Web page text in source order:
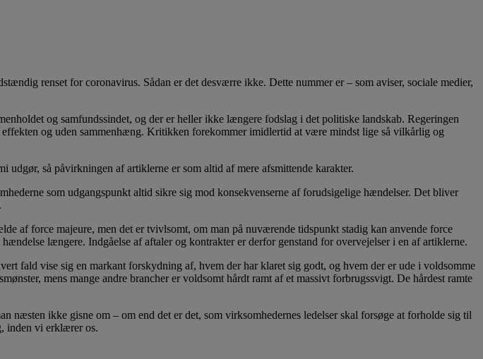
renset for coronavirus. Sådan er det desværre ikke. Dette nummer er – som aviser, sociale medier,
og samfundssindet, og der er heller ikke længere fodslag i det politiske landskab. Regeringen
og uden sammenhæng. Kritikken forekommer imidlertid at være mindst lige så vilkårlig og
så påvirkningen af artiklerne er som altid af mere afsmittende karakter.
som udgangspunkt altid sikre sig mod konsekvenserne af forudsigelige hændelser. Det bliver
af force majeure, men det er tvivlsomt, om man på nuværende tidspunkt stadig kan anvende force
længere. Indgåelse af aftaler og kontrakter er derfor genstand for overvejelser i en af artiklerne.
fald vise sig en markant forskydning af, hvem der har klaret sig godt, og hvem der er ude i voldsomme
mens mange andre brancher er voldsomt hårdt ramt af et massivt forbrugssvigt. De hårdest ramte
ikke gisne om – om end det er det, som virksomhedernes ledelser skal forsøge at forholde sig til
inden vi erklærer os.